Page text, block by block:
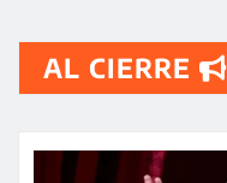
AL CIERRE